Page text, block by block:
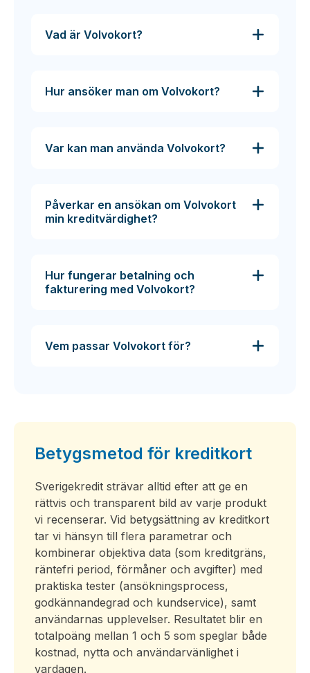
Vad är Volvokort?
Hur ansöker man om Volvokort?
Var kan man använda Volvokort?
Påverkar en ansökan om Volvokort
min kreditvärdighet?
Hur fungerar betalning och
fakturering med Volvokort?
Vem passar Volvokort för?
Betygsmetod för kreditkort
Sverigekredit strävar alltid efter att ge en
rättvis och transparent bild av varje produkt
vi recenserar. Vid betygsättning av kreditkort
tar vi hänsyn till flera parametrar och
kombinerar objektiva data (som kreditgräns,
räntefri period, förmåner och avgifter) med
praktiska tester (ansökningsprocess,
godkännandegrad och kundservice), samt
användarnas upplevelser. Resultatet blir en
totalpoäng mellan 1 och 5 som speglar både
kostnad, nytta och användarvänlighet i
vardagen.